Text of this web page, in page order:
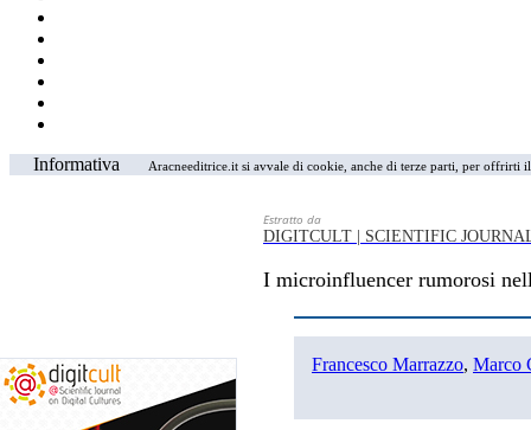
Informativa Aracneeditrice.it si avvale di cookie, anche di terze parti, per
Estratto da
DIGITCULT | SCIENTIFIC
I microinfluencer rumorosi
Francesco Marrazzo, Marco